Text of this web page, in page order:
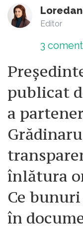
Editor
3
publicat
a
înlătura
Ce
în